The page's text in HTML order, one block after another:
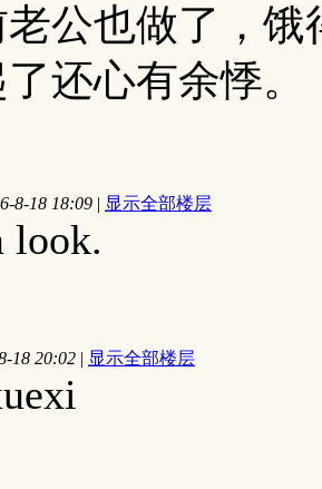
老公也做了，
还心有余悸。
8-18 18:09 | 显示全部楼层
look.
18 20:02 | 显示全部楼层